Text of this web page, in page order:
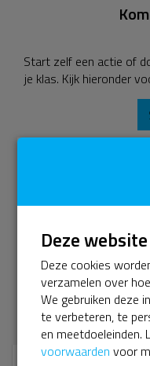
Start zelf een actie of
je klas. Kijk hieronder
TOP ACTIES
Deze
Deze cookies
verzamelen over
We gebruiken deze
te verbeteren, te
en meetdoeleinden.
voorwaarden voor